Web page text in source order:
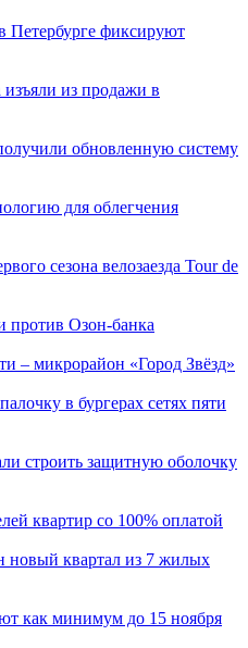
Петербурге фиксируют
из продажи в
обновленную систему
для облегчения
сезона велозаезда Tour de
против Озон-банка
– микрорайон «Город Звёзд»
в бургерах сетях пяти
строить защитную оболочку
квартир со 100% оплатой
новый квартал из 7 жилых
как минимум до 15 ноября